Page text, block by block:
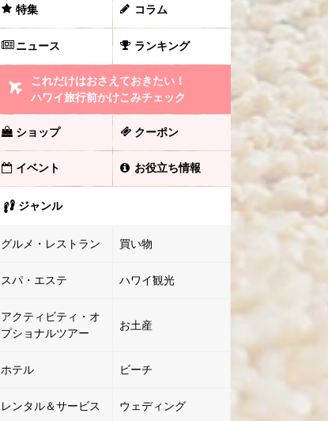
特集 コラム
ニュース ランキング
これだけはおさえておきたい！
ハワイ旅行前かけこみチェック
ショップ クーポン
イベント お役立ち情報
ジャンル
グルメ・レストラン 買い物
スパ・エステ ハワイ観光
アクティビティ・オ
プショナルツアー
お土産
ホテル ビーチ
レンタル＆サービス ウェディング